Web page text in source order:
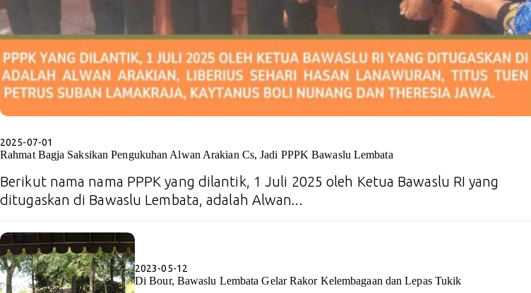
2025-07-01
Rahmat Bagja Saksikan Pengukuhan Alwan Arakian Cs, Jadi PPPK Bawaslu Lembata
Berikut nama nama PPPK yang dilantik, 1 Juli 2025 oleh Ketua Bawaslu RI yang
ditugaskan di Bawaslu Lembata, adalah Alwan...
2023-05-12
Di Bour, Bawaslu Lembata Gelar Rakor Kelembagaan dan Lepas Tukik